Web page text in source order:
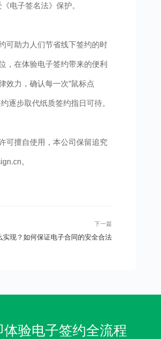
电子签名法》保护。
可助力人们节省线下签约的时
，在体验电子签约带来的便利
效力，确认每一次“鼠标点
逐步取代纸质签约指日可待。
可擅自使用，本公司保留追究
。
下一篇
实现？如何保证电子合同的安全合法
体验电子签约全流程